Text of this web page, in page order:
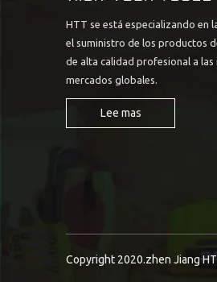
HTT se está especializando en
el suministro de los productos
de alta calidad profesional a las
mercados globales.
Lee mas
Copyright 2020.zhen Jiang